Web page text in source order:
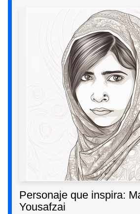
Personaje que inspira:
Yousafzai